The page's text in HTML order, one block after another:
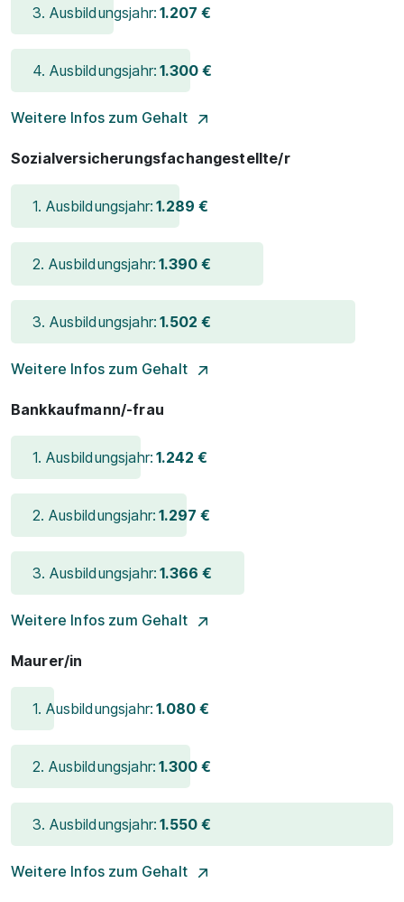
3. Ausbildungsjahr: 1.207 €
4. Ausbildungsjahr: 1.300 €
Weitere Infos zum Gehalt
Sozialversicherungsfachangestellte/r
1. Ausbildungsjahr: 1.289 €
2. Ausbildungsjahr: 1.390 €
3. Ausbildungsjahr: 1.502 €
Weitere Infos zum Gehalt
Bankkaufmann/-frau
1. Ausbildungsjahr: 1.242 €
2. Ausbildungsjahr: 1.297 €
3. Ausbildungsjahr: 1.366 €
Weitere Infos zum Gehalt
Maurer/in
1. Ausbildungsjahr: 1.080 €
2. Ausbildungsjahr: 1.300 €
3. Ausbildungsjahr: 1.550 €
Weitere Infos zum Gehalt